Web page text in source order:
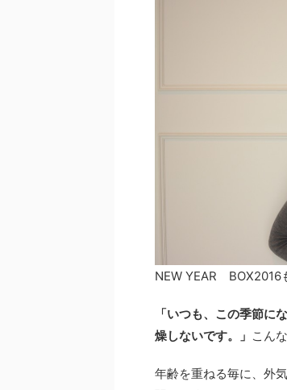
NEW YEAR BOX2016
「いつも、この季節に
燥しないです。」 こん
年齢を重ねる毎に、外